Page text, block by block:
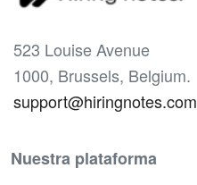
523 Louise Avenue
1000, Brussels, Belgium.
support@hiringnotes.com
Nuestra plataforma